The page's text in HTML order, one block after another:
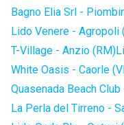
Bagno Elia Srl -
Lido Venere - Agropoli
T-Village - Anzio (RM)
White Oasis - Caorle
Quasenada Beach
La Perla del Tirreno -